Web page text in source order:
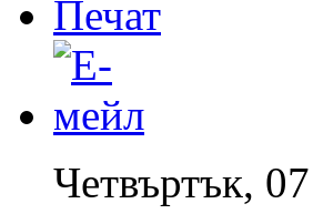
Четвъртък,